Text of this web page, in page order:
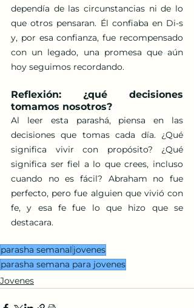
dependía de las circunstancias ni de lo
que otros pensaran. Él confiaba en Di-s
y, por esa confianza, fue recompensado
con un legado, una promesa que aún
hoy seguimos recordando.
Reflexión: ¿qué decisiones
tomamos nosotros?
Al leer esta parashá, piensa en las
decisiones que tomas cada día. ¿Qué
significa vivir con propósito? ¿Qué
significa ser fiel a lo que crees, incluso
cuando no es fácil? Abraham no fue
perfecto, pero fue alguien que vivió con
fe, y esa fe fue lo que hizo que se
destacara.
parasha semanal jovenes
parasha semana para jovenes
Jovenes